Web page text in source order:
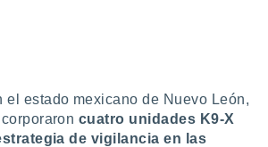
el estado mexicano de Nuevo León,
cuatro unidades K9-X
de vigilancia en las